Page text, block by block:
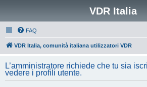
VDR Italia
FAQ
VDR Italia, comunità italiana utilizzatori VDR
L’amministratore richiede che tu sia
vedere i profili utente.